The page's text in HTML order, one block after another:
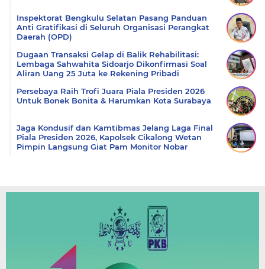
Inspektorat Bengkulu Selatan Pasang Panduan
Anti Gratifikasi di Seluruh Organisasi Perangkat
Daerah (OPD)
Dugaan Transaksi Gelap di Balik Rehabilitasi:
Lembaga Sahwahita Sidoarjo Dikonfirmasi Soal
Aliran Uang 25 Juta ke Rekening Pribadi
Persebaya Raih Trofi Juara Piala Presiden 2026
Untuk Bonek Bonita & Harumkan Kota Surabaya
Jaga Kondusif dan Kamtibmas Jelang Laga Final
Piala Presiden 2026, Kapolsek Cikalong Wetan
Pimpin Langsung Giat Pam Monitor Nobar